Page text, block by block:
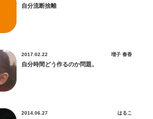
自分流断捨離
2017.02.22
自分時間どう作るのか問題。
増子 春香
2014.06.27 はるこ